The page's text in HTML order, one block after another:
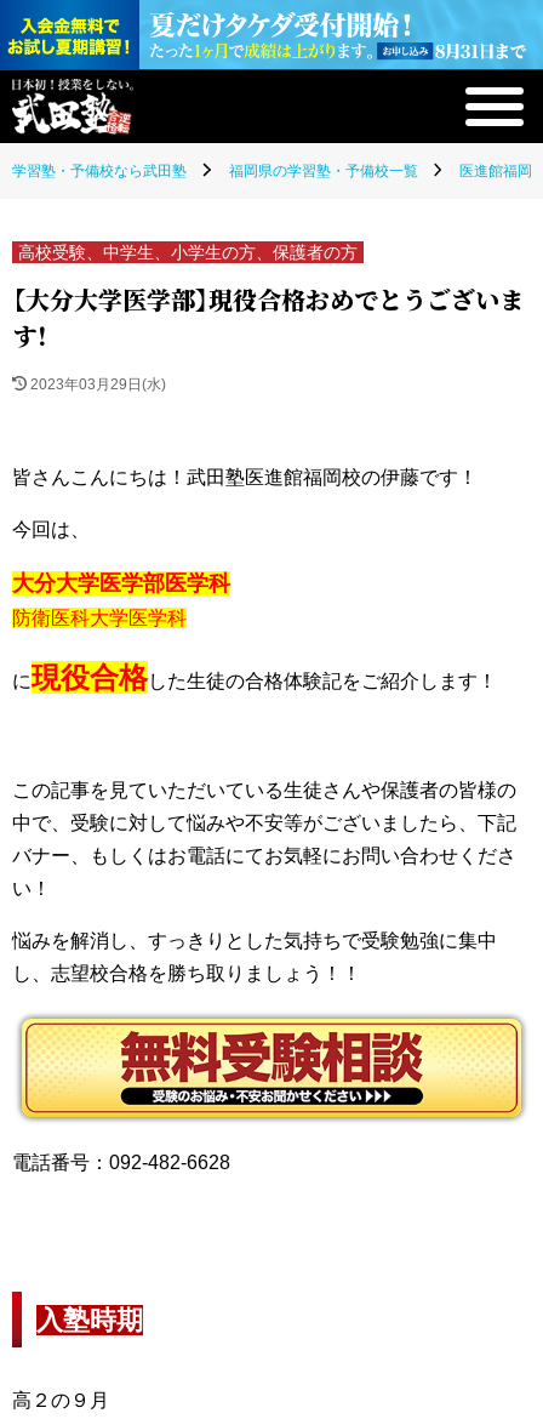
学習塾・予備校なら武田塾 福岡県の学習塾・予備校一覧 医進館福岡
高校受験、中学生、小学生の方、保護者の方
【大分大学医学部】現役合格おめでとうございま
す！
2023年03月29日(水)
皆さんこんにちは！武田塾医進館福岡校の伊藤です！
今回は、
大分大学医学部医学科
防衛医科大学医学科
に現役合格した生徒の合格体験記をご紹介します！
この記事を見ていただいている生徒さんや保護者の皆様の
中で、受験に対して悩みや不安等がございましたら、下記
バナー、もしくはお電話にてお気軽にお問い合わせくださ
い！
悩みを解消し、すっきりとした気持ちで受験勉強に集中
し、志望校合格を勝ち取りましょう！！
電話番号：092-482-6628
入塾時期
高２の９月